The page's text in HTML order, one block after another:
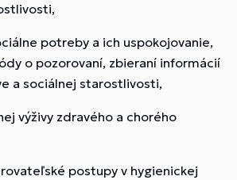
potreby a ich uspokojovanie,
o pozorovaní, zbieraní informácií
a sociálnej starostlivosti,
výživy zdravého a chorého
postupy v hygienickej